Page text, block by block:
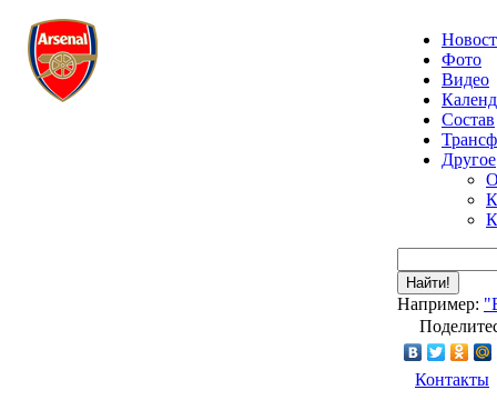
Фото
Видео
Состав
Другое
Найти!
Например:
Контакты